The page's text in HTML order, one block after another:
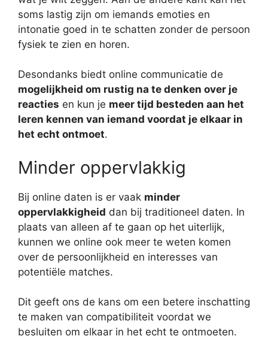
soms lastig zijn om iemands emoties en
intonatie goed in te schatten zonder de persoon
fysiek te zien en horen.
Desondanks biedt online communicatie de
mogelijkheid om rustig na te denken over je
reacties en kun je meer tijd besteden aan het
leren kennen van iemand voordat je elkaar in
het echt ontmoet.
Minder oppervlakkig
Bij online daten is er vaak minder
oppervlakkigheid dan bij traditioneel daten. In
plaats van alleen af te gaan op het uiterlijk,
kunnen we online ook meer te weten komen
over de persoonlijkheid en interesses van
potentiële matches.
Dit geeft ons de kans om een betere inschatting
te maken van compatibiliteit voordat we
besluiten om elkaar in het echt te ontmoeten.